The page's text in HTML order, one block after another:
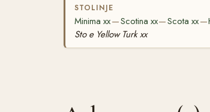
STOLINJE
Minima xx—Scotina xx—Scota xx—
Sto e Yellow Turk xx